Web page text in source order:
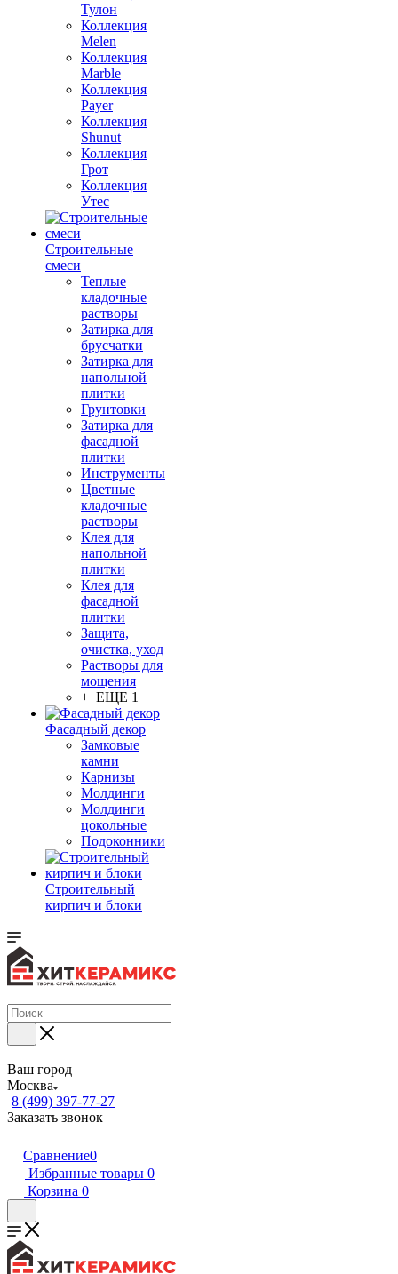
Тулон
Коллекция
Melen
Коллекция
Marble
Коллекция
Payer
Коллекция
Shunut
Коллекция
Грот
Коллекция
Утес
Строительные
смеси
Теплые
кладочные
растворы
Затирка для
брусчатки
Затирка для
напольной
плитки
Грунтовки
Затирка для
фасадной
плитки
Инструменты
Цветные
кладочные
растворы
Клея для
напольной
плитки
Клея для
фасадной
плитки
Защита,
очистка, уход
Растворы для
мощения
+ ЕЩЕ 1
Фасадный декор
Замковые
камни
Карнизы
Молдинги
Молдинги
цокольные
Подоконники
Строительный
кирпич и блоки
Ваш город
Москва
8 (499) 397-77-27
Заказать звонок
Сравнение0
Избранные товары 0
Корзина 0